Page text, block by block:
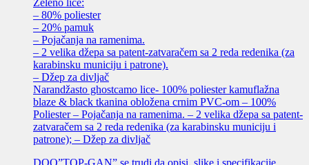
– 80% poliester
– 20% pamuk
– Pojačanja na ramenima.
– 2 velika džepa sa patent-zatvaračem sa 2 reda redenika (za
karabinsku municiju i patrone).
– Džep za divljač
Narandžasto ghostcamo lice- 100% poliester kamuflažna
blaze & black tkanina obložena crnim PVC-om – 100%
Poliester – Pojačanja na ramenima. – 2 velika džepa sa patent-
zatvaračem sa 2 reda redenika (za karabinsku municiju i
patrone); – Džep za divljač
DOO”TOP-GAN” se trudi da opisi, slike i specifikacije